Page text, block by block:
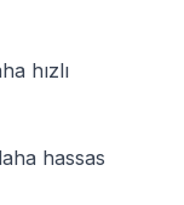
hızlı
hassas